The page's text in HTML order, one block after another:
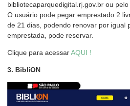
bibliotecaparquedigital.rj.gov.br ou pelo
O usuário pode pegar emprestado 2
de 21 dias, podendo renovar por igual
emprestada, pode reservar.
Clique para acessarAQUI !
3. BibliON